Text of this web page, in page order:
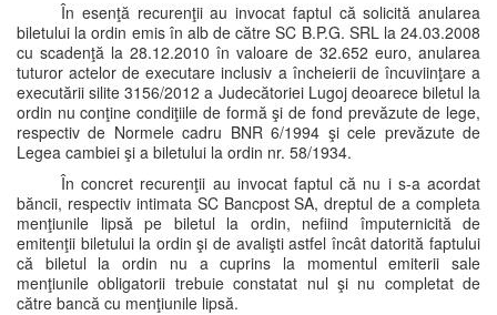
În esenţă recurenţii au invocat faptul că solicită anularea
biletului la ordin emis în alb de către SC B.P.G. SRL la 24.03.2008
cu scadenţă la 28.12.2010 în valoare de 32.652 euro, anularea
tuturor actelor de executare inclusiv a încheierii de încuviinţare a
executării silite 3156/2012 a Judecătoriei Lugoj deoarece biletul la
ordin nu conţine condiţiile de formă şi de fond prevăzute de lege,
respectiv de Normele cadru BNR 6/1994 şi cele prevăzute de
Legea cambiei şi a biletului la ordin nr. 58/1934.
În concret recurenţii au invocat faptul că nu i s-a acordat
băncii, respectiv intimata SC Bancpost SA, dreptul de a completa
menţiunile lipsă pe biletul la ordin, nefiind împuternicită de
emitenţii biletului la ordin şi de avalişti astfel încât datorită faptului
că biletul la ordin nu a cuprins la momentul emiterii sale
menţiunile obligatorii trebuie constatat nul şi nu completat de
către bancă cu menţiunile lipsă.